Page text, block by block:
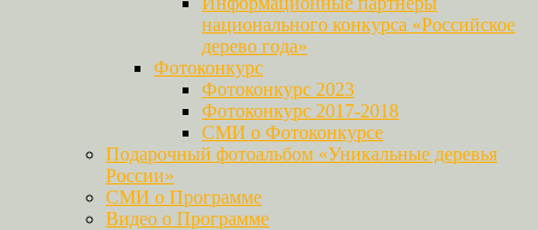
национального конкурса «Российское
дерево года»
Фотоконкурс
Фотоконкурс 2023
Фотоконкурс 2017-2018
СМИ о Фотоконкурсе
Подарочный фотоальбом «Уникальные деревья
России»
СМИ о Программе
Видео о Программе